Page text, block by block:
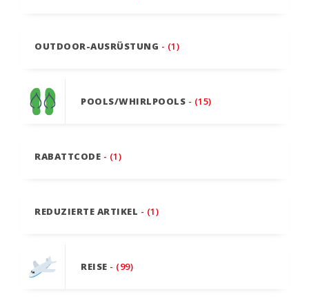
OUTDOOR-AUSRÜSTUNG - (1)
POOLS/WHIRLPOOLS - (15)
RABATTCODE - (1)
REDUZIERTE ARTIKEL - (1)
REISE - (99)